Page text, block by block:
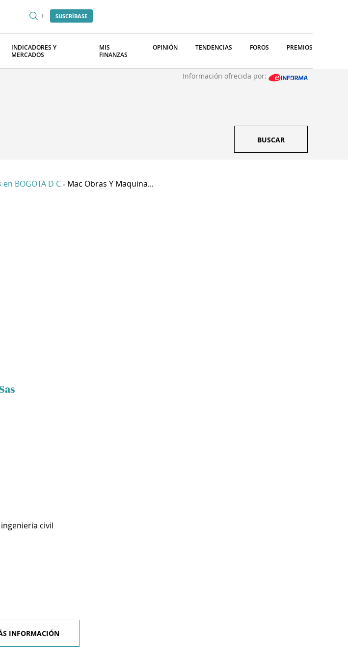
SUSCRÍBASE
INDICADORES Y
MERCADOS
MIS
FINANZAS
OPINIÓN TENDENCIAS FOROS PREMIOS
Información ofrecida por:
BUSCAR
BOGOTA D C - Mac Obras Y Maquina...
civil
INFORMACIÓN